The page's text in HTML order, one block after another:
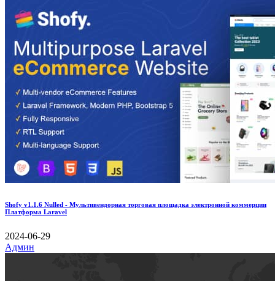
Shofy v1.1.6 Nulled - Мультивендорная торговая площадка электронной коммерции
Платформа Laravel
2024-06-29
Админ